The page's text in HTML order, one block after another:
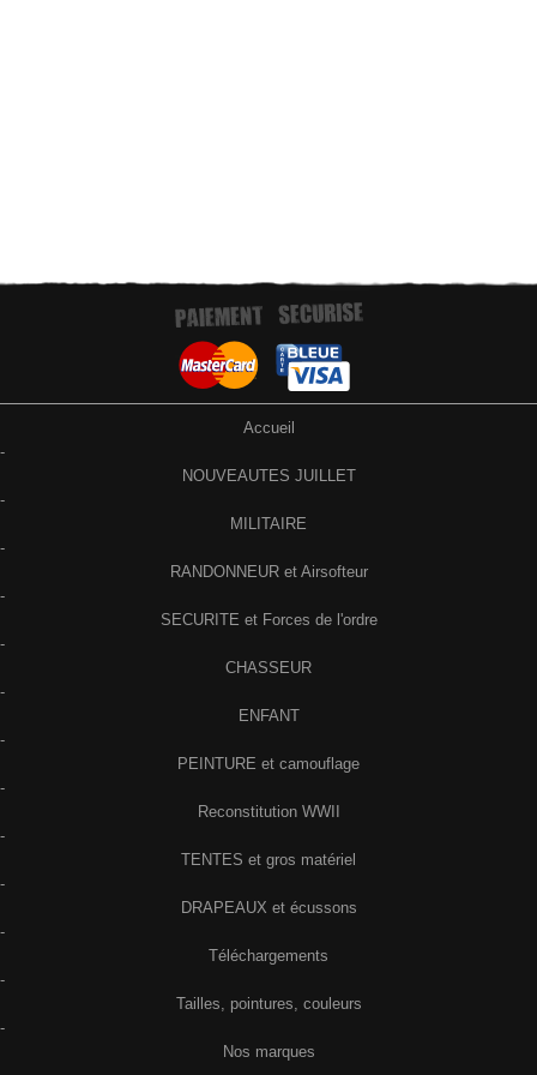
Accueil
-
NOUVEAUTES JUILLET
-
MILITAIRE
-
RANDONNEUR et Airsofteur
-
SECURITE et Forces de l'ordre
-
CHASSEUR
-
ENFANT
-
PEINTURE et camouflage
-
Reconstitution WWII
-
TENTES et gros matériel
-
DRAPEAUX et écussons
-
Téléchargements
-
Tailles, pointures, couleurs
-
Nos marques